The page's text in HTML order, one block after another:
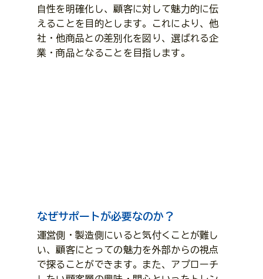
自性を明確化し、顧客に対して魅力的に伝
えることを目的とします。これにより、他
社・他商品との差別化を図り、選ばれる企
業・商品となることを目指します。
なぜサポートが必要なのか？
運営側・製造側にいると気付くことが難し
い、顧客にとっての魅力を外部からの視点
で探ることができます。また、アプローチ